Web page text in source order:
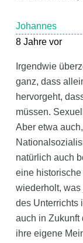
Johannes
8 Jahre vor
Irgendwie
ganz, dass
hervorgeht,
müssen.
Aber etwa
natürlich auch
eine
wiederholt, was
des Unterrichts
auch in Zukunft
ihre eigene